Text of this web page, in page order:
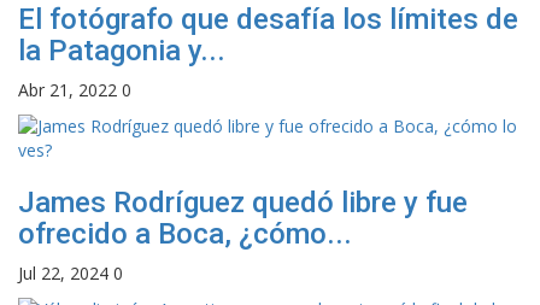
El fotógrafo que desafía los límites de
la Patagonia y...
Abr 21, 2022 0
James Rodríguez quedó libre y fue
ofrecido a Boca, ¿cómo...
Jul 22, 2024 0